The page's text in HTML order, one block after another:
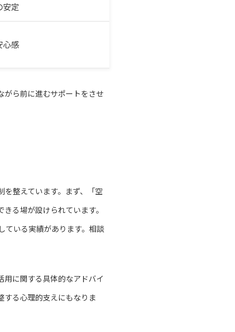
安定
心感
がら前に進むサポートをさせ
整えています。まず、「空
る場が設けられています。
ている実績があります。相談
用に関する具体的なアドバイ
する心理的支えにもなりま